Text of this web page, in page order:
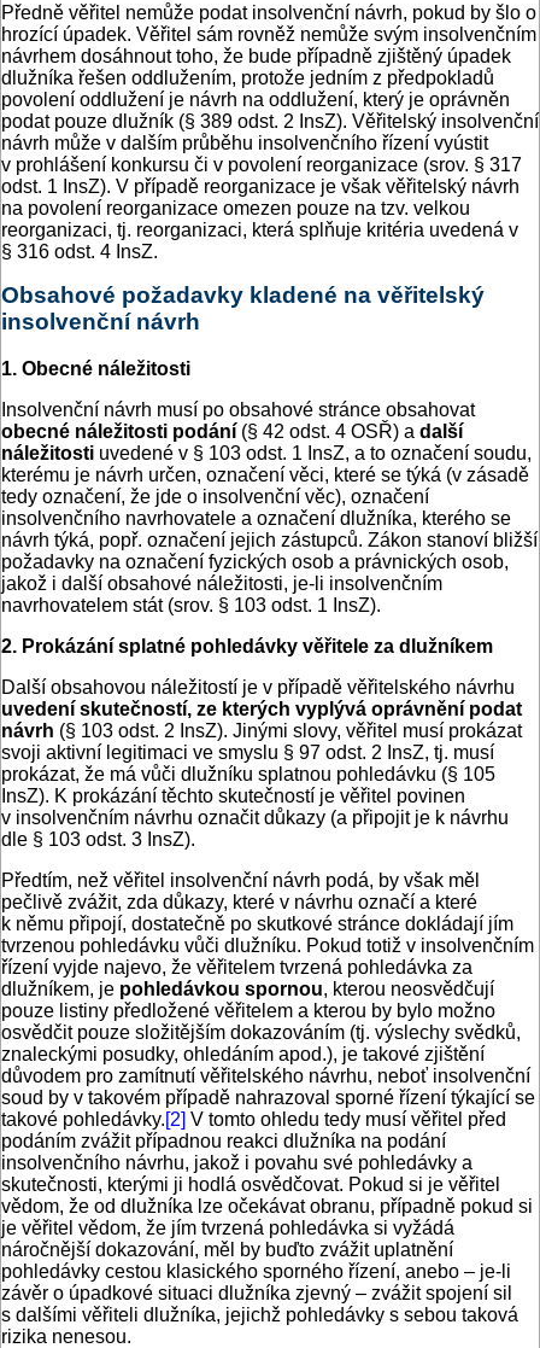
Předně věřitel nemůže podat insolvenční návrh, pokud by šlo o
hrozící úpadek. Věřitel sám rovněž nemůže svým insolvenčním
návrhem dosáhnout toho, že bude případně zjištěný úpadek
dlužníka řešen oddlužením, protože jedním z předpokladů
povolení oddlužení je návrh na oddlužení, který je oprávněn
podat pouze dlužník (§ 389 odst. 2 InsZ). Věřitelský insolvenční
návrh může v dalším průběhu insolvenčního řízení vyústit
v prohlášení konkursu či v povolení reorganizace (srov. § 317
odst. 1 InsZ). V případě reorganizace je však věřitelský návrh
na povolení reorganizace omezen pouze na tzv. velkou
reorganizaci, tj. reorganizaci, která splňuje kritéria uvedená v
§ 316 odst. 4 InsZ.
Obsahové požadavky kladené na věřitelský
insolvenční návrh
1. Obecné náležitosti
Insolvenční návrh musí po obsahové stránce obsahovat
obecné náležitosti podání (§ 42 odst. 4 OSŘ) a další
náležitosti uvedené v § 103 odst. 1 InsZ, a to označení soudu,
kterému je návrh určen, označení věci, které se týká (v zásadě
tedy označení, že jde o insolvenční věc), označení
insolvenčního navrhovatele a označení dlužníka, kterého se
návrh týká, popř. označení jejich zástupců. Zákon stanoví bližší
požadavky na označení fyzických osob a právnických osob,
jakož i další obsahové náležitosti, je-li insolvenčním
navrhovatelem stát (srov. § 103 odst. 1 InsZ).
2. Prokázání splatné pohledávky věřitele za dlužníkem
Další obsahovou náležitostí je v případě věřitelského návrhu
uvedení skutečností, ze kterých vyplývá oprávnění podat
návrh (§ 103 odst. 2 InsZ). Jinými slovy, věřitel musí prokázat
svoji aktivní legitimaci ve smyslu § 97 odst. 2 InsZ, tj. musí
prokázat, že má vůči dlužníku splatnou pohledávku (§ 105
InsZ). K prokázání těchto skutečností je věřitel povinen
v insolvenčním návrhu označit důkazy (a připojit je k návrhu
dle § 103 odst. 3 InsZ).
Předtím, než věřitel insolvenční návrh podá, by však měl
pečlivě zvážit, zda důkazy, které v návrhu označí a které
k němu připojí, dostatečně po skutkové stránce dokládají jím
tvrzenou pohledávku vůči dlužníku. Pokud totiž v insolvenčním
řízení vyjde najevo, že věřitelem tvrzená pohledávka za
dlužníkem, je pohledávkou spornou, kterou neosvědčují
pouze listiny předložené věřitelem a kterou by bylo možno
osvědčit pouze složitějším dokazováním (tj. výslechy svědků,
znaleckými posudky, ohledáním apod.), je takové zjištění
důvodem pro zamítnutí věřitelského návrhu, neboť insolvenční
soud by v takovém případě nahrazoval sporné řízení týkající se
takové pohledávky.[2] V tomto ohledu tedy musí věřitel před
podáním zvážit případnou reakci dlužníka na podání
insolvenčního návrhu, jakož i povahu své pohledávky a
skutečnosti, kterými ji hodlá osvědčovat. Pokud si je věřitel
vědom, že od dlužníka lze očekávat obranu, případně pokud si
je věřitel vědom, že jím tvrzená pohledávka si vyžádá
náročnější dokazování, měl by buďto zvážit uplatnění
pohledávky cestou klasického sporného řízení, anebo – je-li
závěr o úpadkové situaci dlužníka zjevný – zvážit spojení sil
s dalšími věřiteli dlužníka, jejichž pohledávky s sebou taková
rizika nenesou.